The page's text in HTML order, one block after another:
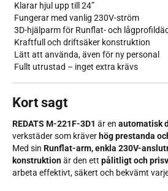
Klarar hjul upp till 24”
Fungerar med vanlig 230V-ström
3D-hjälparm för Runflat- och
Kraftfull och driftsäker konstruktion
Lätt att använda, även för ny personal
Fullt utrustad – inget extra krävs
Kort sagt
REDATS M-221F-3D1 är en automatisk
verkstäder som kräver hög prestanda
Med sin Runflat-arm, enkla 230V-
konstruktionär den ett pålitligt och
arbeta effektivt, säkert och bekvämt